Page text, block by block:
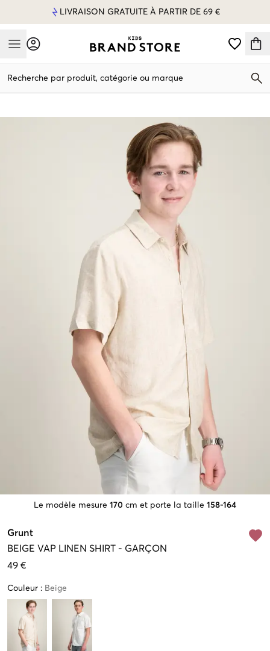
LIVRAISON GRATUITE À PARTIR DE 69 €
Mobile Menu
Recherche par produit, catégorie ou marque
Le modèle mesure 170 cm et porte la taille 158-164
Grunt
BEIGE VAP LINEN SHIRT - GARÇON
49 €
Couleur : Beige